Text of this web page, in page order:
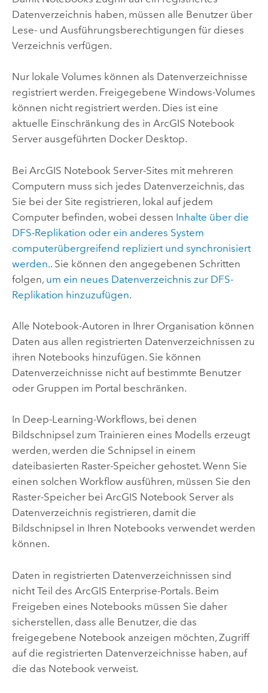
Datenverzeichnis haben, müssen alle Benutzer über
Lese- und Ausführungsberechtigungen für dieses
Verzeichnis verfügen.
Nur lokale Volumes können als Datenverzeichnisse
registriert werden. Freigegebene Windows-Volumes
können nicht registriert werden. Dies ist eine
aktuelle Einschränkung des in ArcGIS Notebook
Serverausgeführten Docker Desktop.
Bei ArcGIS Notebook Server-Sites mit mehreren
Computern muss sich jedes Datenverzeichnis, das
Sie bei der Site registrieren, lokal auf jedem
Computer befinden, wobei dessen Inhalte über die
DFS-Replikation oder ein anderes System
computerübergreifend repliziert und synchronisiert
werden.. Sie können den angegebenen Schritten
folgen, um ein neues Datenverzeichnis zur DFS-
Replikation hinzuzufügen.
Alle Notebook-Autoren in Ihrer Organisation können
Daten aus allen registrierten Datenverzeichnissen zu
ihren Notebooks hinzufügen. Sie können
Datenverzeichnisse nicht auf bestimmte Benutzer
oder Gruppen im Portal beschränken.
In Deep-Learning-Workflows, bei denen
Bildschnipsel zum Trainieren eines Modells erzeugt
werden, werden die Schnipsel in einem
dateibasierten Raster-Speicher gehostet. Wenn Sie
einen solchen Workflow ausführen, müssen Sie den
Raster-Speicher bei ArcGIS Notebook Serverals
Datenverzeichnis registrieren, damit die
Bildschnipsel in Ihren Notebooks verwendet werden
können.
Daten in registrierten Datenverzeichnissen sind
nicht Teil des ArcGIS Enterprise-Portals. Beim
Freigeben eines Notebooks müssen Sie daher
sicherstellen, dass alle Benutzer, die das
freigegebene Notebook anzeigen möchten, Zugriff
auf die registrierten Datenverzeichnisse haben, auf
die das Notebook verweist.